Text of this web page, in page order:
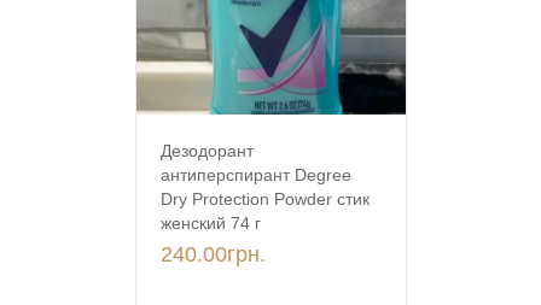
Дезодорант
антиперспирант Degree
Dry Protection Powder стик
женский 74 г
240.00грн.